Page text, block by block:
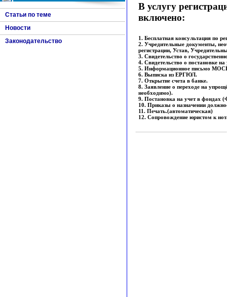
Статьи по теме
Новости
Законодательство
В услугу
включено:
1. Бесплатная консультация по
2. Учредительные документы,
регистрации, Устав,
3. Свидетельство о
4. Свидетельство о постановке
5. Информационное письмо
6. Выписка из ЕРГЮЛ.
7. Открытие счета в банке.
8. Заявление о переходе на
необходимо).
9. Постановка на учет в
10. Приказы о назначении
11. Печать.(автоматическая)
12. Сопровождение юристом к